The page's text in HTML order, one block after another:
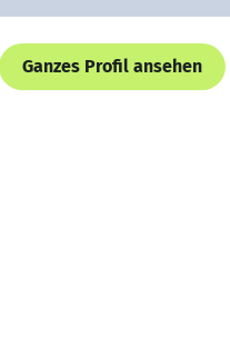
Ganzes Profil ansehen